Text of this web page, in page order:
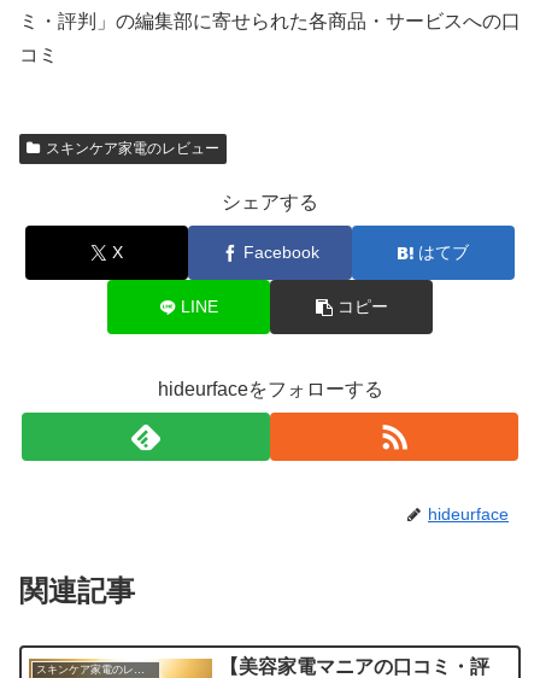
ミ・評判」の編集部に寄せられた各商品・サービスへの口
コミ
スキンケア家電のレビュー
シェアする
X Facebook はてブ
LINE コピー
hideurfaceをフォローする
hideurface
関連記事
【美容家電マニアの口コミ・評